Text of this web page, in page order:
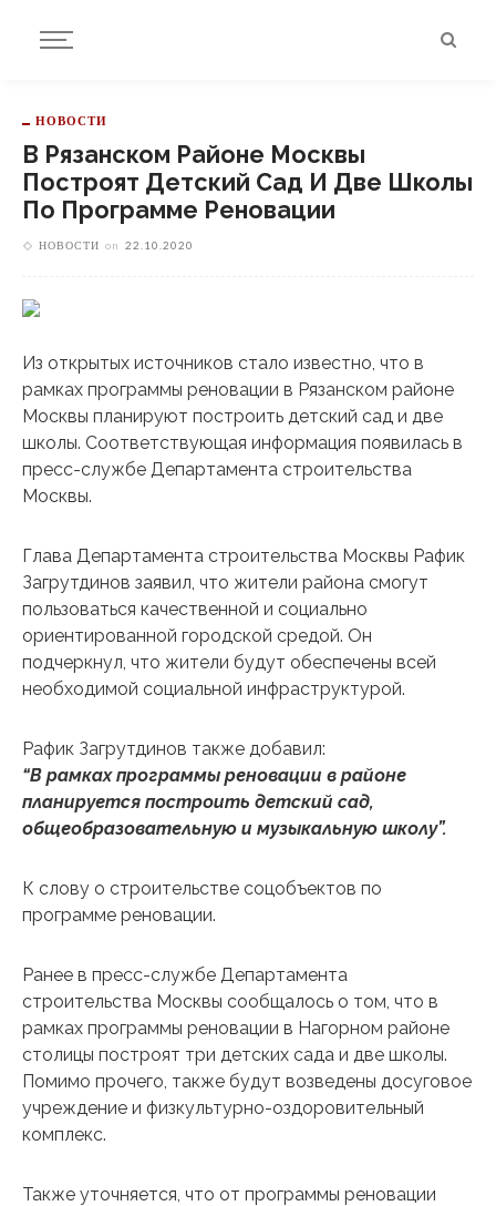
НОВОСТИ
В Рязанском Районе Москвы
Построят Детский Сад И Две Школы
По Программе Реновации
НОВОСТИ on 22.10.2020
Из открытых источников стало известно, что в
рамках программы реновации в Рязанском районе
Москвы планируют построить детский сад и две
школы. Соответствующая информация появилась в
пресс-службе Департамента строительства
Москвы.
Глава Департамента строительства Москвы Рафик
Загрутдинов заявил, что жители района смогут
пользоваться качественной и социально
ориентированной городской средой. Он
подчеркнул, что жители будут обеспечены всей
необходимой социальной инфраструктурой.
Рафик Загрутдинов также добавил:
“В рамках программы реновации в районе
планируется построить детский сад,
общеобразовательную и музыкальную школу”.
К слову о строительстве соцобъектов по
программе реновации.
Ранее в пресс-службе Департамента
строительства Москвы сообщалось о том, что в
рамках программы реновации в Нагорном районе
столицы построят три детских сада и две школы.
Помимо прочего, также будут возведены досуговое
учреждение и физкультурно-оздоровительный
комплекс.
Также уточняется, что от программы реновации